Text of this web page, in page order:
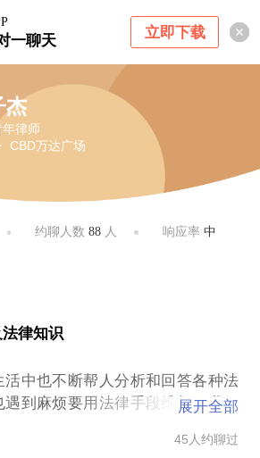
一聊天 立即下载
杰
律师
CBD万达广场
约聊人数 88人 响应率 中
律知识
中也不断帮人分析和回答各种法
到麻烦要用法律手段维权，我可
条款指南——如何申请劳动仲裁？
展开全部
45人约聊过